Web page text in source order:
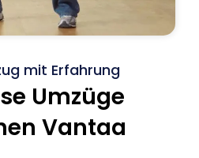
mit Erfahrung
Umzüge
Vantaa